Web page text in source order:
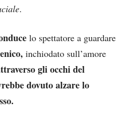
.
lo spettatore a guardare
inchiodato sull’amore
gli occhi del
dovuto alzare lo